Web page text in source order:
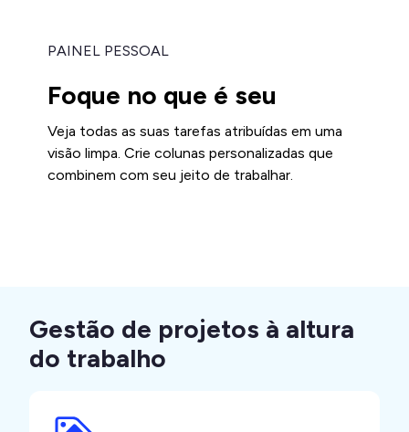
PAINEL PESSOAL
Foque no que é seu
Veja todas as suas tarefas atribuídas em uma
visão limpa. Crie colunas personalizadas que
combinem com seu jeito de trabalhar.
Gestão de projetos à altura
do trabalho